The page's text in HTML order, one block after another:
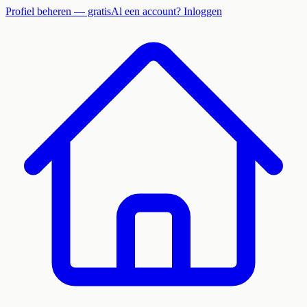
Profiel beheren — gratisAl een account? Inloggen